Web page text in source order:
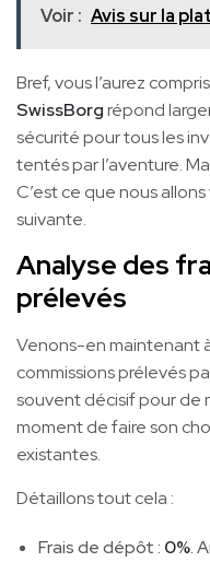
Voir : Avis sur la
Bref, vous l’aurez
SwissBorgrépond
sécurité pour tous les
tentés par l’aventure.
C’est ce que nous
suivante.
Analyse des
prélevés
Venons-en maintenant
commissions prélevés
souvent décisif pour de
moment de faire son
existantes.
Détaillons tout cela :
Frais de dépôt : 0%.